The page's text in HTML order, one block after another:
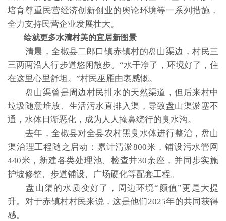
培育尊重民营经济创新创业的舆论环境等一系列措施，
全力支持民营企业发展壮大。
绘就更多水清村美的宜居新图景
清晨，全椒县二郎口镇赤镇村的盘山渠边，村民三
三两两沿人行步道悠闲散步。“水干净了，环境好了，住
在这里心里舒坦。”村民巫雁由衷感慨。
盘山渠曾是周边村民排水的天然渠道，但后来村中
垃圾随意堆放、生活污水直排入渠，导致盘山渠淤塞不
通，水体日渐恶化，成为人人掩鼻绕行的臭水沟。
去年，全椒县对全县农村黑臭水体进行整治，盘山
渠治理工程随之启动：累计清淤800米，铺设污水管网
440米，新建各类处理池、检查井30余座，并同步实施
护坡修整、步道铺设、广场硬化等配套工程。
盘山渠的水质变好了，周边环境“颜值”更是大提
升。对于赤镇村村民来说，这是他们2025年的共同获得
感。